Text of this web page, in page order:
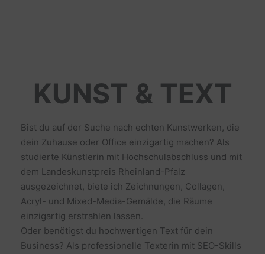
KUNST & TEXT
Bist du auf der Suche nach echten Kunstwerken, die
dein Zuhause oder Office einzigartig machen? Als
studierte Künstlerin mit Hochschulabschluss und mit
dem Landeskunstpreis Rheinland-Pfalz
ausgezeichnet, biete ich Zeichnungen, Collagen,
Acryl- und Mixed-Media-Gemälde, die Räume
einzigartig erstrahlen lassen.
Oder benötigst du hochwertigen Text für dein
Business? Als professionelle Texterin mit SEO-Skills